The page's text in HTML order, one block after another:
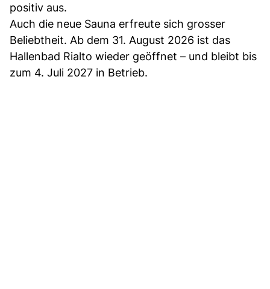
positiv aus.
Auch die neue Sauna erfreute sich grosser
Beliebtheit. Ab dem 31. August 2026 ist das
Hallenbad Rialto wieder geöffnet – und bleibt bis
zum 4. Juli 2027 in Betrieb.